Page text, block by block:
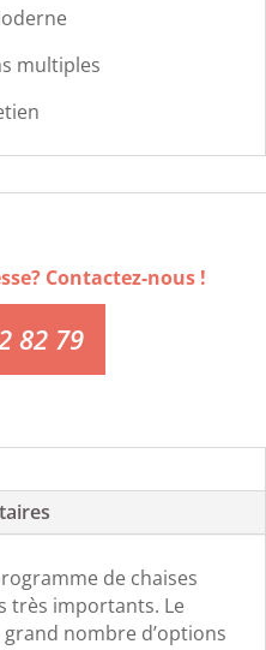
multiples
Contactez-nous !
82 79
de chaises
très importants. Le
nombre d’options